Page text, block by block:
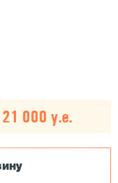
21 000 у.е.